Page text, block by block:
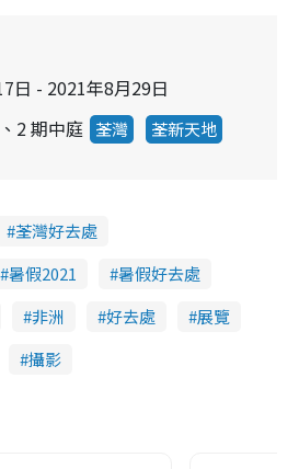
日 - 2021年8月29日
2 期中庭 荃灣 荃新天地
荃灣好去處
暑假2021
暑假好去處
非洲 好去處
展覽
攝影